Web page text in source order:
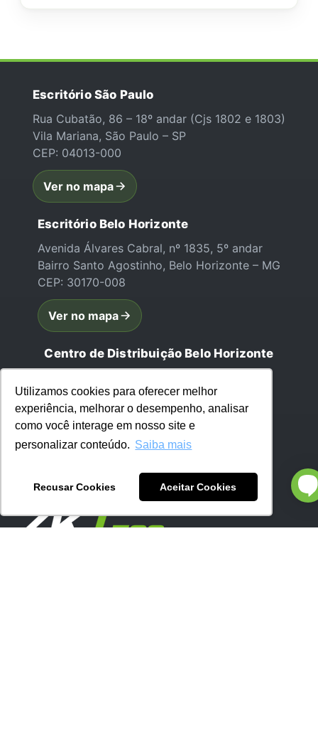
Utilizamos cookies para oferecer melhor
experiência, melhorar o desempenho, analisar
como você interage em nosso site e
personalizar conteúdo. Saiba mais
Recusar Cookies Aceitar Cookies
Escritório São Paulo
Rua Cubatão, 86 – 18º andar (Cjs 1802 e 1803)
Vila Mariana, São Paulo – SP
CEP: 04013-000
Ver no mapa
Escritório Belo Horizonte
Avenida Álvares Cabral, nº 1835, 5º andar
Bairro Santo Agostinho, Belo Horizonte – MG
CEP: 30170-008
Ver no mapa
Centro de Distribuição Belo Horizonte
Bairro Juliana – Belo Horizonte/MG
CEP: 31744-590
Ver no mapa